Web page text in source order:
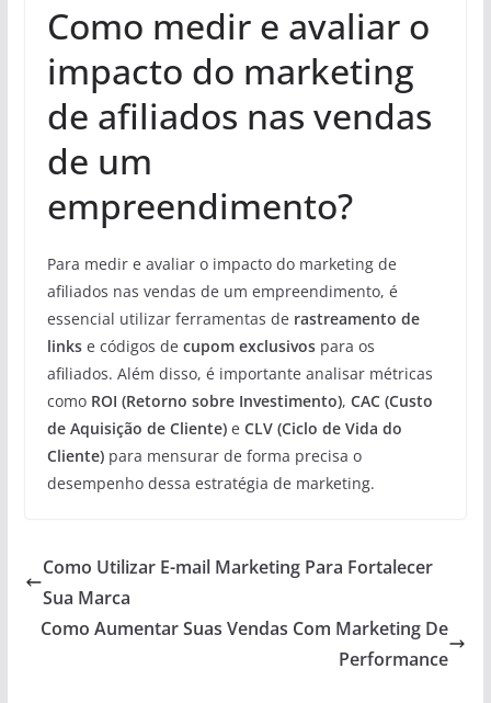
Como medir e avaliar o
impacto do marketing
de afiliados nas vendas
de um
empreendimento?
Para medir e avaliar o impacto do marketing de
afiliados nas vendas de um empreendimento, é
essencial utilizar ferramentas de rastreamento de
linkse códigos de cupom exclusivospara os
afiliados. Além disso, é importante analisar métricas
como ROI (Retorno sobre Investimento), CAC (Custo
de Aquisição de Cliente)e CLV (Ciclo de Vida do
Cliente)para mensurar de forma precisa o
desempenho dessa estratégia de marketing.
Como Utilizar E-mail Marketing Para Fortalecer
Sua Marca
Como Aumentar Suas Vendas Com Marketing De
Performance